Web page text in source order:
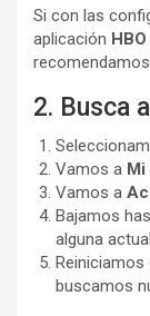
Si con las
aplicación
2. Busca
Vamos a
Vamos a
Bajamos
alguna
buscamos